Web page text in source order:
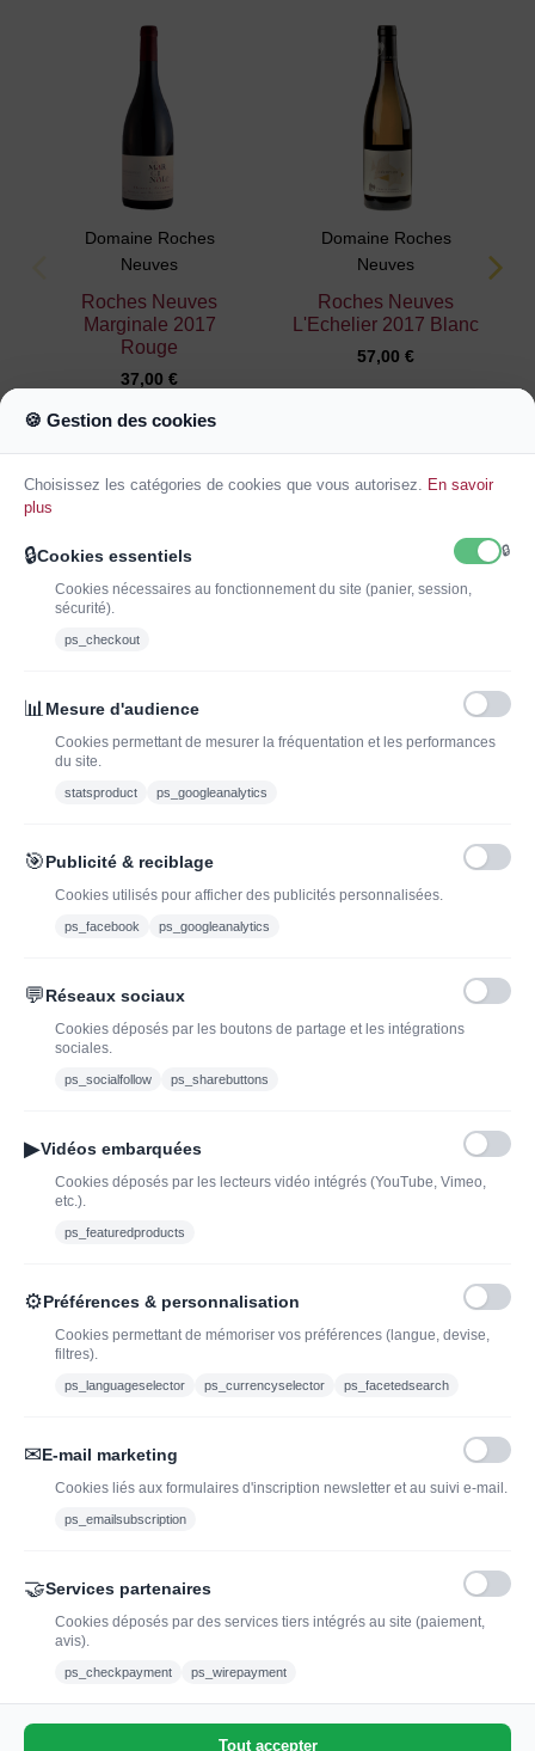
Domaine Roches
Neuves
Roches Neuves
Marginale 2017
Rouge
37,00 €
Ajouter au
panier
Domaine Roches
Neuves
Roches Neuves
L'Echelier 2017 Blanc
57,00 €
panier
J'ADOPTEUNVIN
J'ai lu et j'accepte les conditions générales de vente
Offres du moment
Bouteilles d'exception
à découvrir| J’adopte un
vin
bouteille de champagne,
Caviste en ligne pour l’adoption de vin, champagne,
contact@jadopteunvin.fr
🍪 Gestion des cookies
Choisissez les catégories de cookies que vous autorisez. En savoir
plus
🔒Cookies essentiels 🔒
Cookies nécessaires au fonctionnement du site (panier, session,
sécurité).
ps_checkout
📊 Mesure d'audience
Cookies permettant de mesurer la fréquentation et les performances
du site.
statsproduct ps_googleanalytics
🎯Publicité & reciblage
Cookies utilisés pour afficher des publicités personnalisées.
ps_facebook ps_googleanalytics
💬Réseaux sociaux
Cookies déposés par les boutons de partage et les intégrations
sociales.
ps_socialfollow ps_sharebuttons
▶Vidéos embarquées
Cookies déposés par les lecteurs vidéo intégrés (YouTube, Vimeo,
etc.).
ps_featuredproducts
⚙Préférences & personnalisation
Cookies permettant de mémoriser vos préférences (langue, devise,
filtres).
ps_languageselector ps_currencyselector ps_facetedsearch
✉E-mail marketing
Cookies liés aux formulaires d'inscription newsletter et au suivi e-mail.
ps_emailsubscription
🤝Services partenaires
Cookies déposés par des services tiers intégrés au site (paiement,
avis).
ps_checkpayment ps_wirepayment
Tout accepter